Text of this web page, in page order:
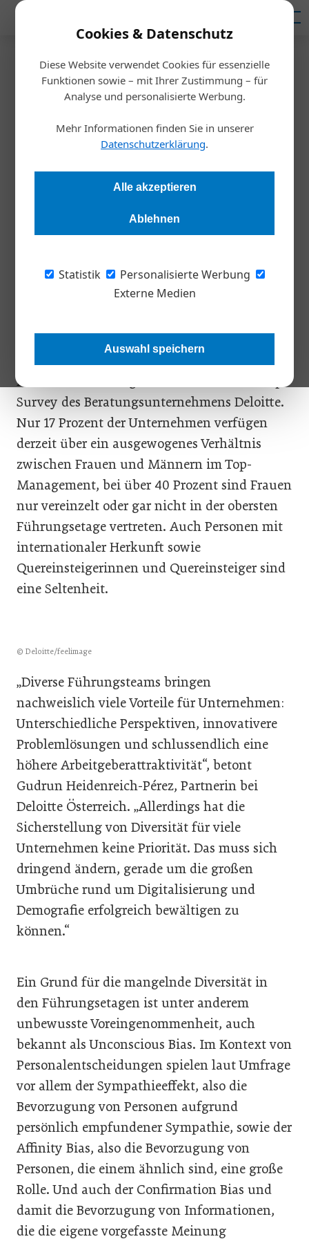
Cookies & Datenschutz
Diese Website verwendet Cookies für essenzielle
Funktionen sowie – mit Ihrer Zustimmung – für
Analyse und personalisierte Werbung.
Mehr Informationen finden Sie in unserer
Datenschutzerklärung.
Alle akzeptieren
Ablehnen
Statistik
Personalisierte Werbung
Externe Medien
Auswahl speichern
Startseite/Meldungen
Deloitte Studie
Kaum Diversität in
Führungsetagen
Redaktion Die Wirtschaft
Zahlreiche Studien beweisen: Diverse Teams sind
Führungsetagen selten. Laut einer Deloitte Umfrage
verfügen wenige Unternehmen über ein ausgewogenes
Diversität – das zeigt der aktuelle Leadership
Survey des Beratungsunternehmens Deloitte.
Nur 17 Prozent der Unternehmen verfügen
derzeit über ein ausgewogenes Verhältnis
zwischen Frauen und Männern im Top-
Management, bei über 40 Prozent sind Frauen
nur vereinzelt oder gar nicht in der obersten
Führungsetage vertreten. Auch Personen mit
internationaler Herkunft sowie
Quereinsteigerinnen und Quereinsteiger sind
eine Seltenheit.
© Deloitte/feelimage
„Diverse Führungsteams bringen
nachweislich viele Vorteile für Unternehmen:
Unterschiedliche Perspektiven, innovativere
Problemlösungen und schlussendlich eine
höhere Arbeitgeberattraktivität“, betont
Gudrun Heidenreich-Pérez, Partnerin bei
Deloitte Österreich. „Allerdings hat die
Sicherstellung von Diversität für viele
Unternehmen keine Priorität. Das muss sich
dringend ändern, gerade um die großen
Umbrüche rund um Digitalisierung und
Demografie erfolgreich bewältigen zu
können.“
Ein Grund für die mangelnde Diversität in
den Führungsetagen ist unter anderem
unbewusste Voreingenommenheit, auch
bekannt als Unconscious Bias. Im Kontext von
Personalentscheidungen spielen laut Umfrage
vor allem der Sympathieeffekt, also die
Bevorzugung von Personen aufgrund
persönlich empfundener Sympathie, sowie der
Affinity Bias, also die Bevorzugung von
Personen, die einem ähnlich sind, eine große
Rolle. Und auch der Confirmation Bias und
damit die Bevorzugung von Informationen,
die die eigene vorgefasste Meinung